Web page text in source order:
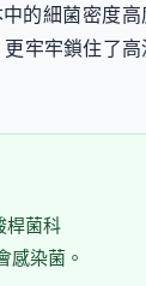
的細菌密度高
牢牢鎖住了高
桿菌科
感染菌。